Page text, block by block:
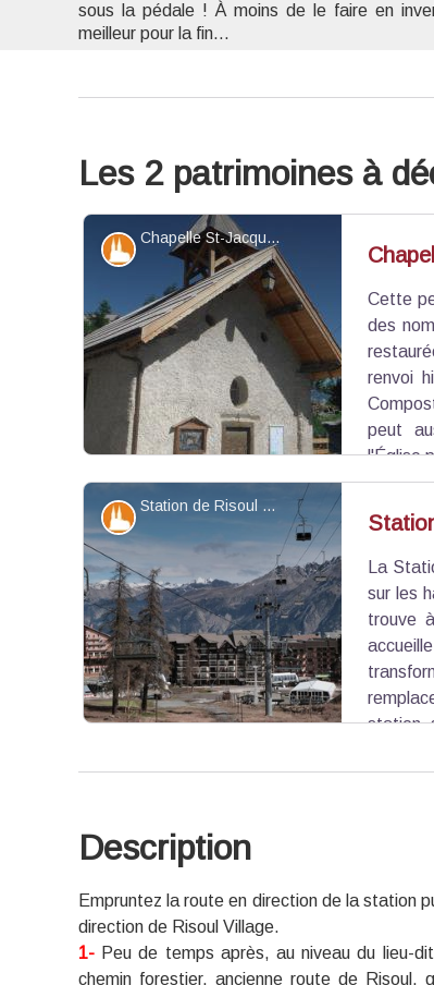
sous la pédale ! À moins de le faire en
meilleur pour la fin…
Les 2 patrimoines à
Chapelle St-Jacques à Gaudissard haut - CC Guillestrois-Queyras
Voir l'image en plein écran
Patrimoine et histoire
Cette
des
renvoi
peut
l'Église
Station de Risoul 1850 - ©Lucie Parmentier - CC Guillestrois-Queyras
Voir l'image en plein écran
Patrimoine et histoire
La
sur les
trouve
station,
Description
Empruntez la route en direction de la station
direction de Risoul Village.
1- Peu de temps après, au niveau du lieu-
chemin forestier, ancienne route de Risoul,